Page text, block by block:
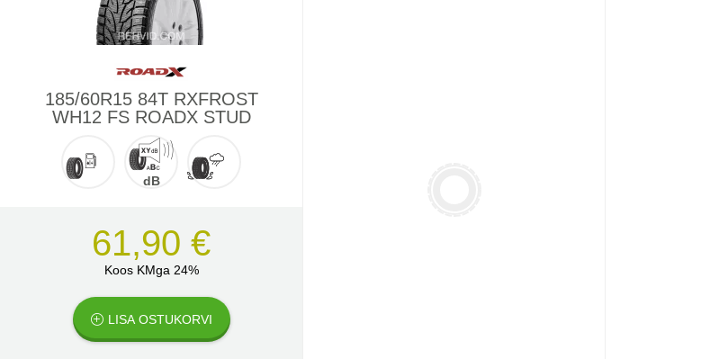
185/60R15 84T RXFROST
WH12 FS ROADX STUD
dB
61,90 €
Koos KMga 24%
LISA OSTUKORVI